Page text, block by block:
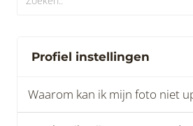
Profiel instellingen
Waarom kan ik mijn foto niet